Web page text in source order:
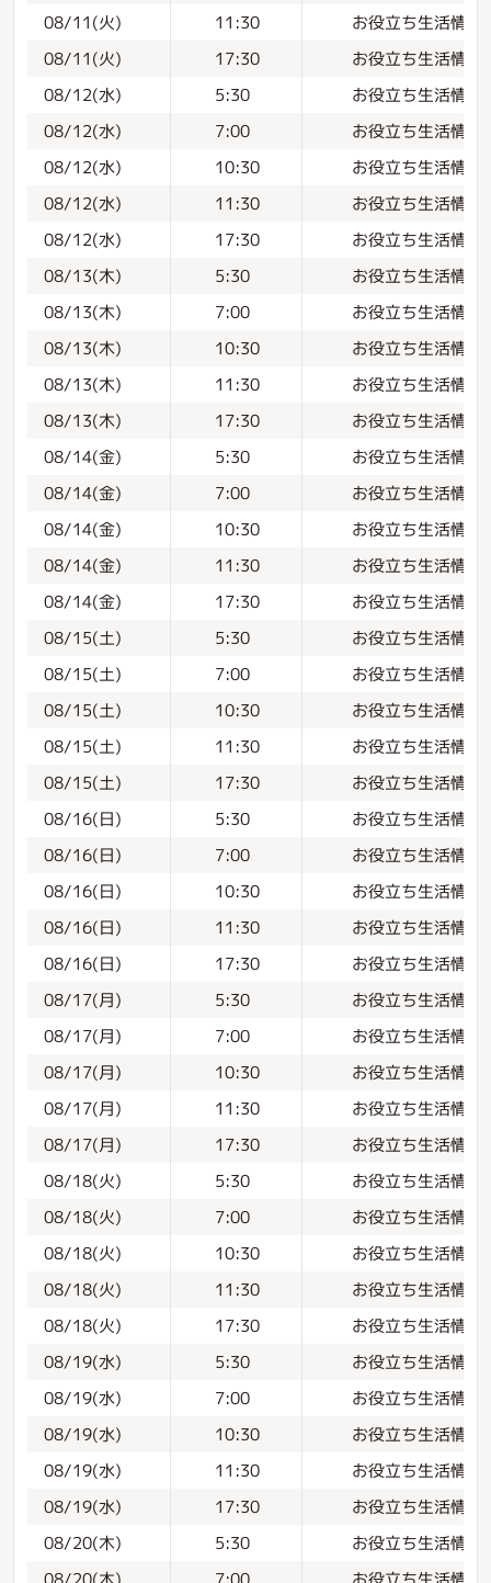
08/11(火) 11:30 お役立ち生活情報
08/11(火) 17:30 お役立ち生活情報
08/12(水) 5:30 お役立ち生活情報
08/12(水) 7:00 お役立ち生活情報
08/12(水) 10:30 お役立ち生活情報
08/12(水) 11:30 お役立ち生活情報
08/12(水) 17:30 お役立ち生活情報
08/13(木) 5:30 お役立ち生活情報
08/13(木) 7:00 お役立ち生活情報
08/13(木) 10:30 お役立ち生活情報
08/13(木) 11:30 お役立ち生活情報
08/13(木) 17:30 お役立ち生活情報
08/14(金) 5:30 お役立ち生活情報
08/14(金) 7:00 お役立ち生活情報
08/14(金) 10:30 お役立ち生活情報
08/14(金) 11:30 お役立ち生活情報
08/14(金) 17:30 お役立ち生活情報
08/15(土) 5:30 お役立ち生活情報
08/15(土) 7:00 お役立ち生活情報
08/15(土) 10:30 お役立ち生活情報
08/15(土) 11:30 お役立ち生活情報
08/15(土) 17:30 お役立ち生活情報
08/16(日) 5:30 お役立ち生活情報
08/16(日) 7:00 お役立ち生活情報
08/16(日) 10:30 お役立ち生活情報
08/16(日) 11:30 お役立ち生活情報
08/16(日) 17:30 お役立ち生活情報
08/17(月) 5:30 お役立ち生活情報
08/17(月) 7:00 お役立ち生活情報
08/17(月) 10:30 お役立ち生活情報
08/17(月) 11:30 お役立ち生活情報
08/17(月) 17:30 お役立ち生活情報
08/18(火) 5:30 お役立ち生活情報
08/18(火) 7:00 お役立ち生活情報
08/18(火) 10:30 お役立ち生活情報
08/18(火) 11:30 お役立ち生活情報
08/18(火) 17:30 お役立ち生活情報
08/19(水) 5:30 お役立ち生活情報
08/19(水) 7:00 お役立ち生活情報
08/19(水) 10:30 お役立ち生活情報
08/19(水) 11:30 お役立ち生活情報
08/19(水) 17:30 お役立ち生活情報
08/20(木) 5:30 お役立ち生活情報